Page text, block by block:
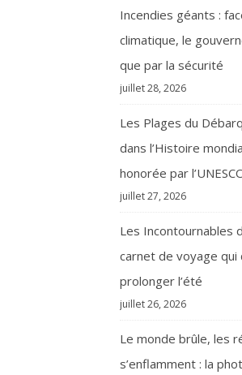
Incendies géants :
climatique, le
que par la sécurité
juillet 28, 2026
Les Plages du
dans l’Histoire
honorée par
juillet 27, 2026
Les Incontournables
carnet de voyage qui
prolonger l’été
juillet 26, 2026
Le monde brûle, les
s’enflamment : la